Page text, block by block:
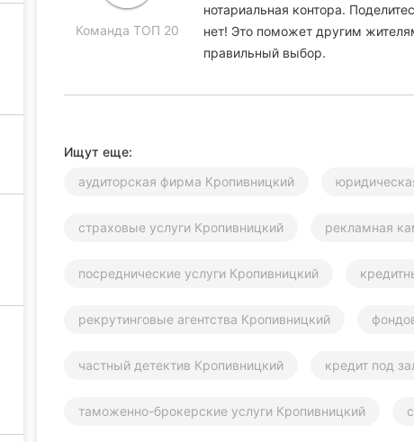
Команда ТОП 20
нотариальная контора.
нет! Это поможет другим
правильный выбор.
Ищут еще:
аудиторская фирма Кропивницкий
страховые услуги Кропивницкий рекламная
посреднические услуги Кропивницкий
рекрутинговые агентства Кропивницкий
частный детектив Кропивницкий кредит под
таможенно-брокерские услуги Кропивницкий